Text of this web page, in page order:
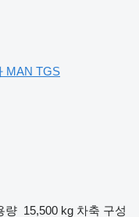
MAN TGS
량 15,500 kg 차축 구성